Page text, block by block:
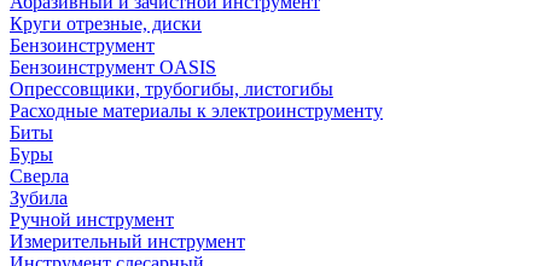
Круги отрезные, диски
Бензоинструмент
Бензоинструмент OASIS
Опрессовщики, трубогибы, листогибы
Расходные материалы к электроинструменту
Биты
Буры
Сверла
Зубила
Ручной инструмент
Измерительный инструмент